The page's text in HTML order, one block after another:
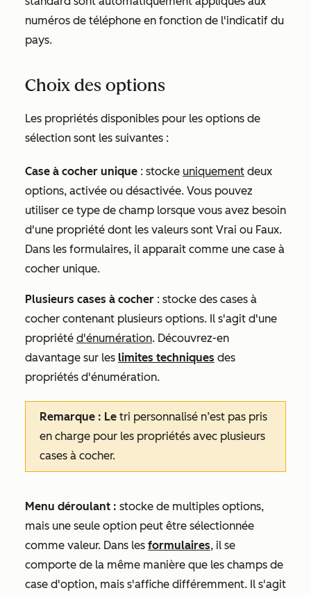
numéros de téléphone en fonction de l'indicatif du
pays.
Choix des options
Les propriétés disponibles pour les options de
sélection sont les suivantes :
Case à cocher unique : stocke uniquement deux
options, activée ou désactivée. Vous pouvez
utiliser ce type de champ lorsque vous avez besoin
d'une propriété dont les valeurs sont Vrai ou Faux.
Dans les formulaires, il apparait comme une case à
cocher unique.
Plusieurs cases à cocher : stocke des cases à
cocher contenant plusieurs options. Il s'agit d'une
propriété d'énumération. Découvrez-en
davantage sur les limites techniques des
propriétés d'énumération.
Remarque : Le tri personnalisé n’est pas pris
en charge pour les propriétés avec plusieurs
cases à cocher.
Menu déroulant : stocke de multiples options,
mais une seule option peut être sélectionnée
comme valeur. Dans les formulaires, il se
comporte de la même manière que les champs de
case d'option, mais s'affiche différemment. Il s'agit